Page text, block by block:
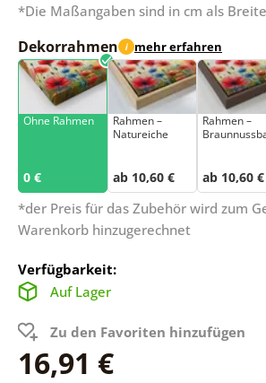
*Die Maßangaben sind in cm als
Dekorrahmen i mehr erfahren
Ohne Rahmen
0 €
Rahmen –
Natureiche
ab 10,60 €
Rahmen –
ab 10,60 €
*der Preis für das Zubehör wird zum
Warenkorb hinzugerechnet
Verfügbarkeit:
Auf Lager
Zu den Favoriten hinzufügen
16,91 €